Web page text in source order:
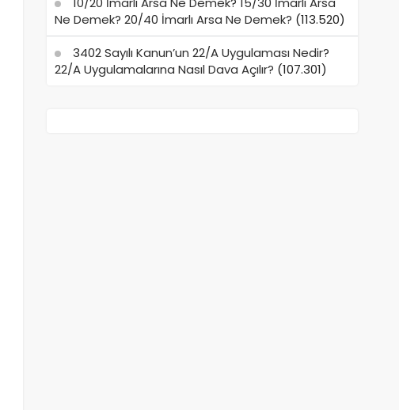
Ne Demek? 20/40 İmarlı Arsa Ne Demek? (113.520)
3402 Sayılı Kanun’un 22/A Uygulaması Nedir?
22/A Uygulamalarına Nasıl Dava Açılır? (107.301)